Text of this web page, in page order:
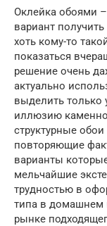
Оклейка обоями
вариант
хоть кому-то
показаться
решение очень
актуально
выделить только
иллюзию
структурные
повторяющие
варианты
мельчайшие
трудностью в
типа в домашнем
рынке